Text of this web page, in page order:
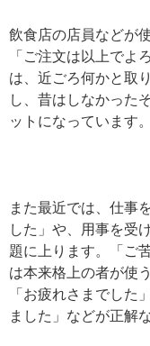
飲食店の店員などが
「ご注文は以上でよ
は、近ごろ何かと取
し、昔はしなかった
ットになっています。
また最近では、仕事
した」や、用事を受
題に上ります。「ご
は本来格上の者が使
「お疲れさまでした
ました」などが正解